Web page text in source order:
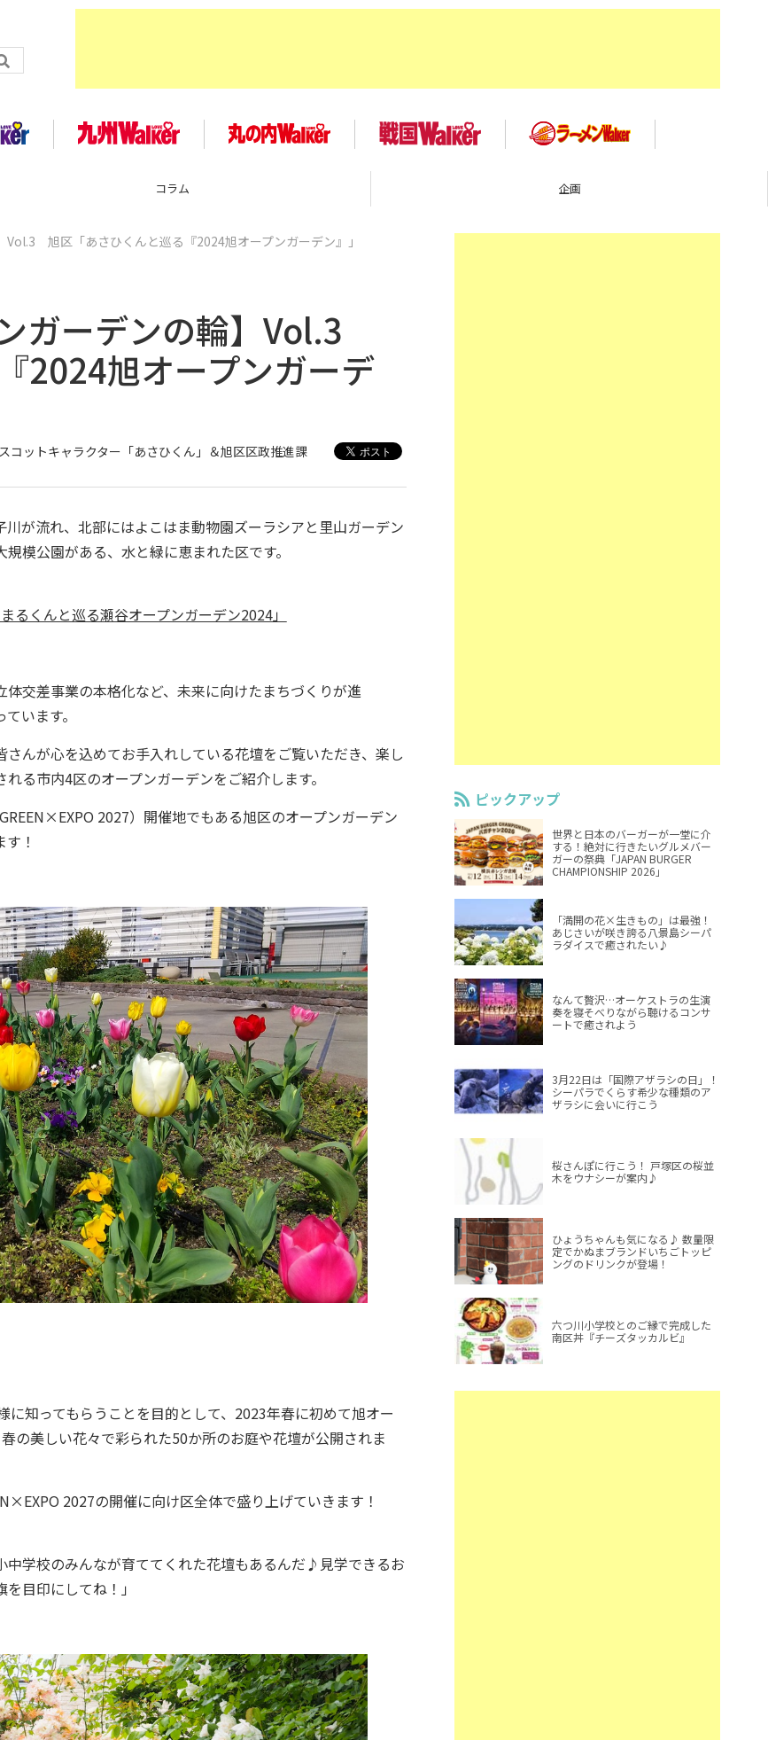
企画 TOP
旭区「あさひくんと巡る『2024旭オープンガーデン』」
ガーデンの輪】Vol.3
2024旭オープンガーデ
コットキャラクター「あさひくん」＆旭区区政推進課
が流れ、北部にはよこはま動物園ズーラシアと里山ガーデン
模公園がある、水と緑に恵まれた区です。
るくんと巡る瀬谷オープンガーデン2024」
交差事業の本格化など、未来に向けたまちづくりが進
います。
んが心を込めてお手入れしている花壇をご覧いただき、楽し
る市内4区のオープンガーデンをご紹介します。
2027）開催地でもある旭区のオープンガーデン
！
知ってもらうことを目的として、2023年春に初めて旭オー
の美しい花々で彩られた50か所のお庭や花壇が公開されま
2027の開催に向け区全体で盛り上げていきます！
中学校のみんなが育ててくれた花壇もあるんだ♪見学できるお
目印にしてね！」
ピックアップ
世界と日本のバーガーが一堂に介
する！絶対に行きたいグルメバー
ガーの祭典「JAPAN BURGER
CHAMPIONSHIP 2026」
「満開の花×生きもの」は最強！
あじさいが咲き誇る八景島シーパ
ラダイスで癒されたい♪
なんて贅沢…オーケストラの生演
奏を寝そべりながら聴けるコンサ
ートで癒されよう
3月22日は「国際アザラシの日」！
シーパラでくらす希少な種類のア
ザラシに会いに行こう
桜さんぽに行こう！ 戸塚区の桜並
木をウナシーが案内♪
ひょうちゃんも気になる♪ 数量限
定でかぬまブランドいちごトッピ
ングのドリンクが登場！
六つ川小学校とのご縁で完成した
南区丼『チーズタッカルビ』